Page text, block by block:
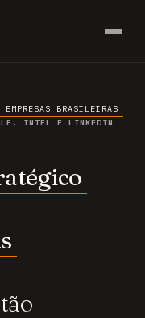
BRASILEIRAS
INTEL E LINKEDIN